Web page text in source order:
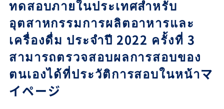
ทดสอบภายในประเทศสำหรับ
อุตสาหกรรมการผลิตอาหารและ
เครื่องดื่ม ประจำปี 2022 ครั้งที่ 3
สามารถตรวจสอบผลการสอบของ
ตนเองได้ที่ประวัติการสอบในหน้าマ
イページ